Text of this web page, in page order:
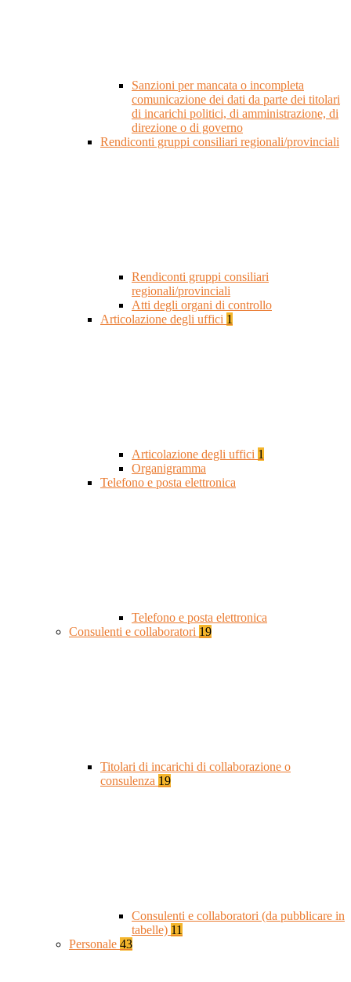
Sanzioni per mancata o incompleta
comunicazione dei dati da parte dei titolari
di incarichi politici, di amministrazione, di
direzione o di governo
Rendiconti gruppi consiliari regionali/provinciali
Rendiconti gruppi consiliari
regionali/provinciali
Atti degli organi di controllo
Articolazione degli uffici 1
Articolazione degli uffici 1
Organigramma
Telefono e posta elettronica
Telefono e posta elettronica
Consulenti e collaboratori 19
Titolari di incarichi di collaborazione o
consulenza 19
Consulenti e collaboratori (da pubblicare in
tabelle) 11
Personale 43